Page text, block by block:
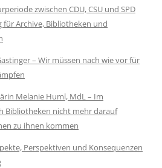
zwischen CDU, CSU und SPD
Archive, Bibliotheken und
– Wir müssen nach wie vor für
Melanie Huml, MdL – Im
Bibliotheken nicht mehr darauf
zu ihnen kommen
Perspektiven und Konsequenzen